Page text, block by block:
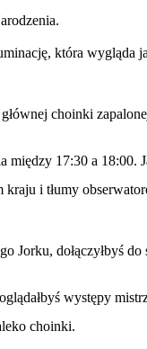
która wygląda
choinki
między 17:30 a
i tłumy
Jorku, dołączyłbyś
występy
choinki.